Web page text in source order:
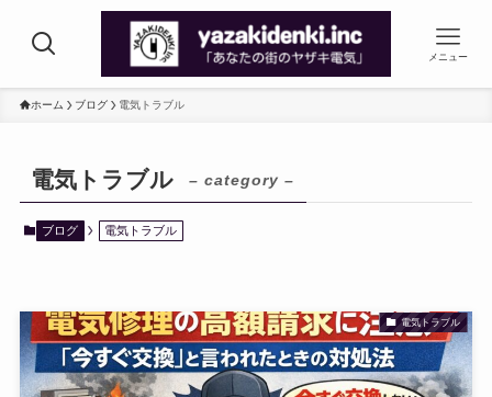
メニュー
ホーム ブログ 電気トラブル
電気トラブル – category –
ブログ 電気トラブル
電気トラブル